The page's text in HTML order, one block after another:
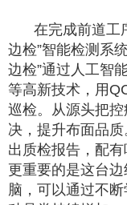
在完成前道工
边检”智能检测系
边检”通过人工智
等高新技术，用
巡检。从源头把
决，提升布面品
出质检报告，配有
更重要的是这台
脑，可以通过不